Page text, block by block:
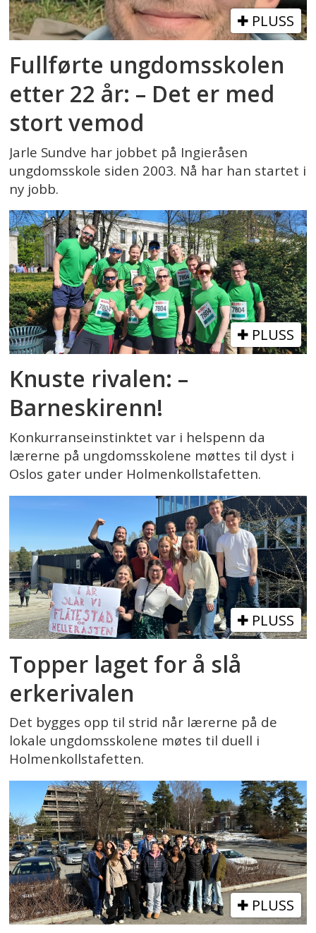
PLUSS
Fullførte ungdomsskolen
etter 22 år: – Det er med
stort vemod
Jarle Sundve har jobbet på Ingieråsen
ungdomsskole siden 2003. Nå har han startet i
ny jobb.
PLUSS
Knuste rivalen: –
Barneskirenn!
Konkurranseinstinktet var i helspenn da
lærerne på ungdomsskolene møttes til dyst i
Oslos gater under Holmenkollstafetten.
PLUSS
Topper laget for å slå
erkerivalen
Det bygges opp til strid når lærerne på de
lokale ungdomsskolene møtes til duell i
Holmenkollstafetten.
PLUSS